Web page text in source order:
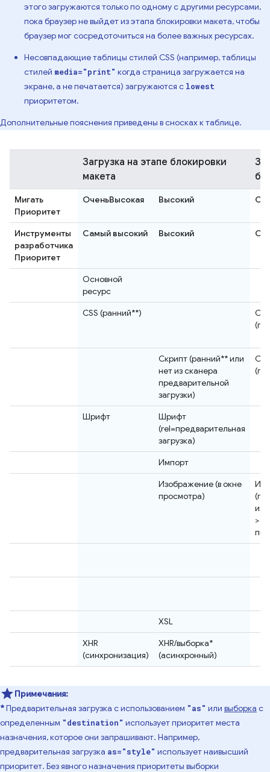
этого загружаются только по одному с другими ресурсами,
пока браузер не выйдет из этапа блокировки макета, чтобы
браузер мог сосредоточиться на более важных ресурсах.
Несовпадающие таблицы стилей CSS (например, таблицы
стилей media="print" когда страница загружается на
экране, а не печатается) загружаются с lowest
приоритетом.
Дополнительные пояснения приведены в сносках к таблице.
Загрузка на этапе блокировки
макета
Мигать
Приоритет
ОченьВысокая Высокий
Инструменты
разработчика
Приоритет
Самый высокий Высокий
Основной
ресурс
CSS (ранний**)
CSS
Скрипт (ранний** или
нет из сканера
предварительной
загрузки)
Шрифт
Шрифт
(rel=предварительная
загрузка)
Импорт
Изображение (в окне
просмотра)
>
XSL
XHR
(синхронизация)
XHR/выборка*
(асинхронный)
Примечания:
*Предварительная загрузка с использованием "as" или выборка с
определенным "destination" использует приоритет места
назначения, которое они запрашивают. Например,
предварительная загрузка as="style" использует наивысший
приоритет. Без явного назначения приоритеты выборки